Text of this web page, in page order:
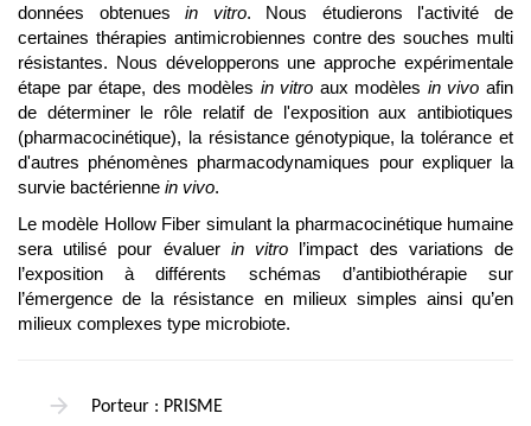
données obtenuesin vitro. Nous étudierons l'activité de
certaines thérapies antimicrobiennes contre des souches multi
résistantes. Nous développerons une approche expérimentale
étape par étape, des modèles in vitro aux modèles in vivo afin
de déterminer le rôle relatif de l'exposition aux antibiotiques
(pharmacocinétique), la résistance génotypique, la tolérance et
d'autres phénomènes pharmacodynamiques pour expliquer la
survie bactérienne in vivo.
Le modèle Hollow Fiber simulant la pharmacocinétique humaine
sera utilisé pour évaluer in vitro l’impact des variations de
l’exposition à différents schémas d’antibiothérapie sur
l’émergence de la résistance en milieux simples ainsi qu’en
milieux complexes type microbiote.
Porteur : PRISME